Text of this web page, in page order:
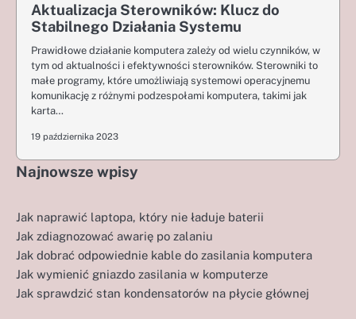
Aktualizacja Sterowników: Klucz do
Stabilnego Działania Systemu
Prawidłowe działanie komputera zależy od wielu czynników, w
tym od aktualności i efektywności sterowników. Sterowniki to
małe programy, które umożliwiają systemowi operacyjnemu
komunikację z różnymi podzespołami komputera, takimi jak
karta…
19 października 2023
Najnowsze wpisy
Jak naprawić laptopa, który nie ładuje baterii
Jak zdiagnozować awarię po zalaniu
Jak dobrać odpowiednie kable do zasilania komputera
Jak wymienić gniazdo zasilania w komputerze
Jak sprawdzić stan kondensatorów na płycie głównej